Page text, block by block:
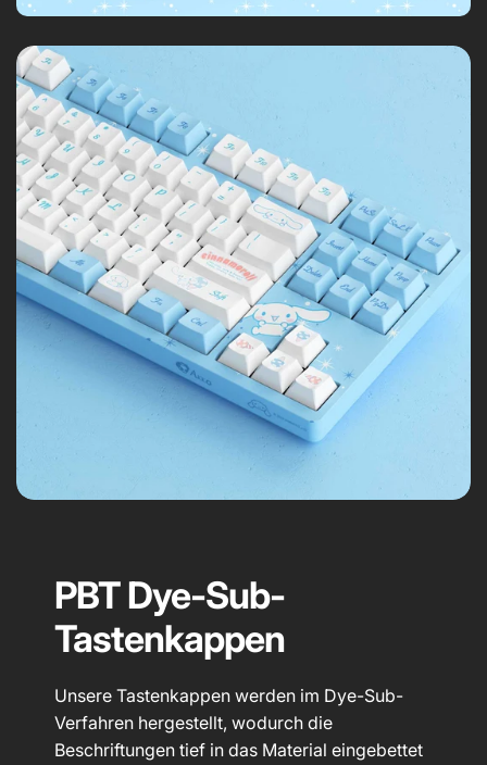
PBT Dye-Sub-
Tastenkappen
Unsere Tastenkappen werden im Dye-Sub-
Verfahren hergestellt, wodurch die
Beschriftungen tief in das Material eingebettet